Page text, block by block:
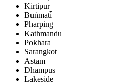
Kirtipur
Buṅmati̇̄
Pharping
Kathmandu
Pokhara
Sarangkot
Astam
Dhampus
Lakeside